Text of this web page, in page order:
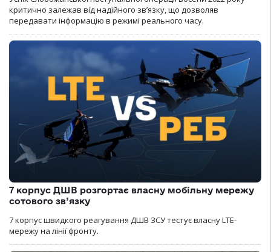
критично залежав від надійного зв’язку, що дозволяв
передавати інформацію в режимі реального часу.
7 корпус ДШВ розгортає власну мобільну мережу
сотового зв’язку
7 корпус швидкого реагування ДШВ ЗСУ тестує власну LTE-
мережу на лінії фронту.